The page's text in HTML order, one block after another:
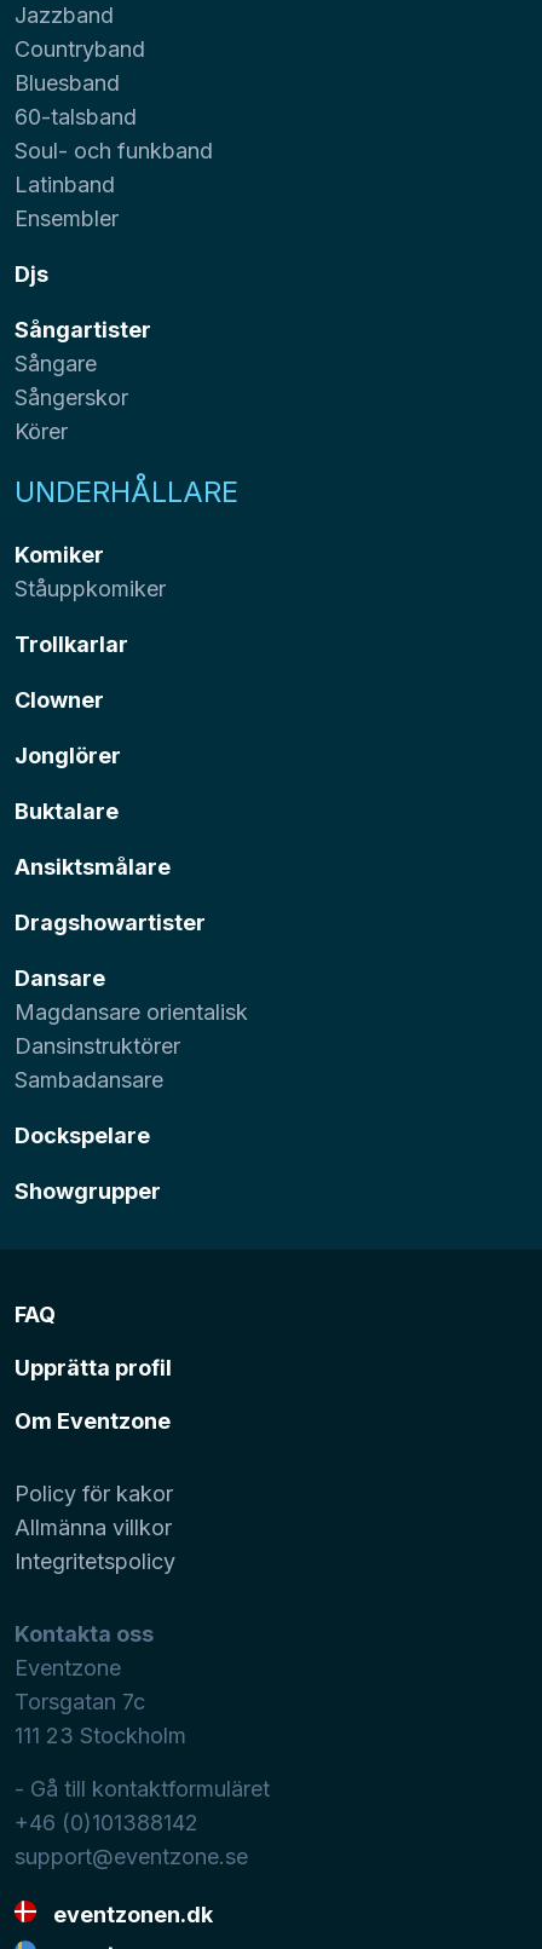
Jazzband
Countryband
Bluesband
60-talsband
Soul- och funkband
Latinband
Ensembler
Djs
Sångartister
Sångare
Sångerskor
Körer
UNDERHÅLLARE
Komiker
Ståuppkomiker
Trollkarlar
Clowner
Jonglörer
Buktalare
Ansiktsmålare
Dragshowartister
Dansare
Magdansare orientalisk
Dansinstruktörer
Sambadansare
Dockspelare
Showgrupper
FAQ
Upprätta profil
Om Eventzone
Policy för kakor
Allmänna villkor
Integritetspolicy
Kontakta oss
Eventzone
Torsgatan 7c
111 23 Stockholm
- Gå till kontaktformuläret
+46 (0)101388142
support@eventzone.se
eventzonen.dk